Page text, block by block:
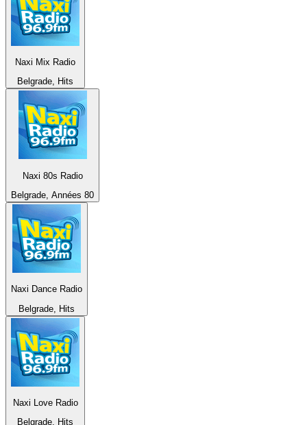
Naxi Mix Radio
Belgrade, Hits
Naxi 80s Radio
Belgrade, Années 80
Naxi Dance Radio
Belgrade, Hits
Naxi Love Radio
Belgrade, Hits